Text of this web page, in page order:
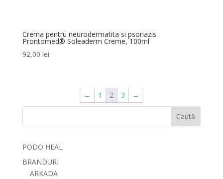
Crema pentru neurodermatita si psoriazis
Prontomed® Soleaderm Creme, 100ml
92,00 lei
← 1 2 3 →
Caută
PODO HEAL
BRANDURI
ARKADA